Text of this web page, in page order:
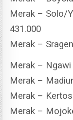
Merak – Solo/
431.000
Merak –
Merak – Ngawi
Merak –
Merak –
Merak –